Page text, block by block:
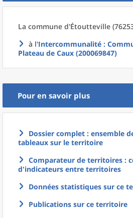
La commune d'Étoutteville
à l'Intercommunalité :
Plateau de Caux (200069847)
Pour en savoir plus
Dossier complet : ensemble
tableaux sur le territoire
Comparateur de territoires :
d'indicateurs entre territoires
Données statistiques sur ce
Publications sur ce territoire